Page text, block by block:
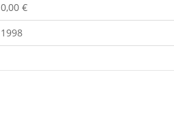
0,00 €
1998